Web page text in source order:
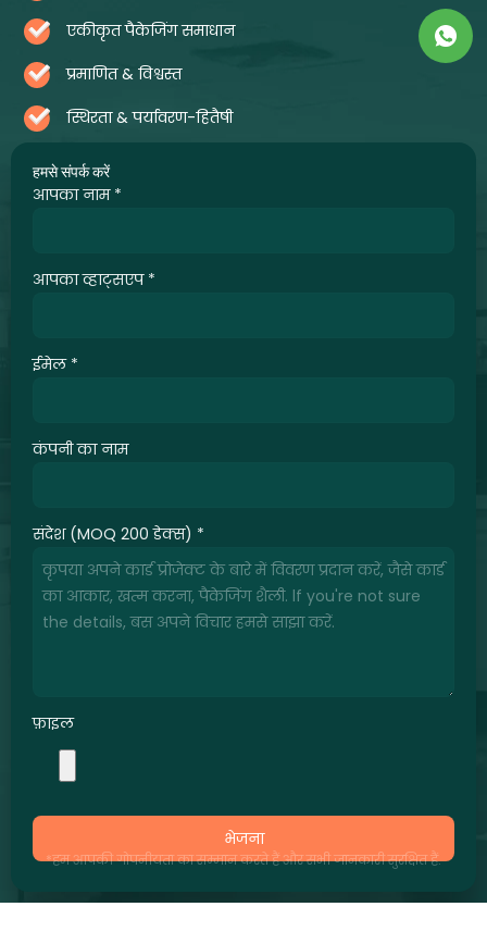
हमसे संपर्क करें
आपका नाम *
आपका व्हाट्सएप *
ईमेल *
कंपनी का नाम
संदेश (MOQ 200 डेक्स) *
फ़ाइल
भेजना
*हम आपकी गोपनीयता का सम्मान करते हैं और सभी जानकारी सुरक्षित हैं.
एकीकृत पैकेजिंग समाधान
प्रमाणित & विश्वस्त
स्थिरता & पर्यावरण-हितैषी